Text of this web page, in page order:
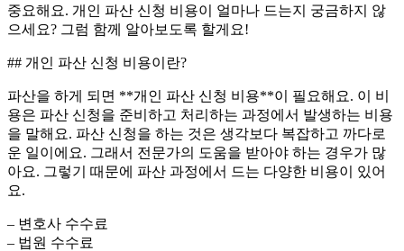
중요해요. 개인 파산 신청 비용이 얼마나 드는지 궁금하지 않
으세요? 그럼 함께 알아보도록 할게요!
## 개인 파산 신청 비용이란?
파산을 하게 되면 **개인 파산 신청 비용**이 필요해요. 이 비
용은 파산 신청을 준비하고 처리하는 과정에서 발생하는 비용
을 말해요. 파산 신청을 하는 것은 생각보다 복잡하고 까다로
운 일이에요. 그래서 전문가의 도움을 받아야 하는 경우가 많
아요. 그렇기 때문에 파산 과정에서 드는 다양한 비용이 있어
요.
– 변호사 수수료
– 법원 수수료